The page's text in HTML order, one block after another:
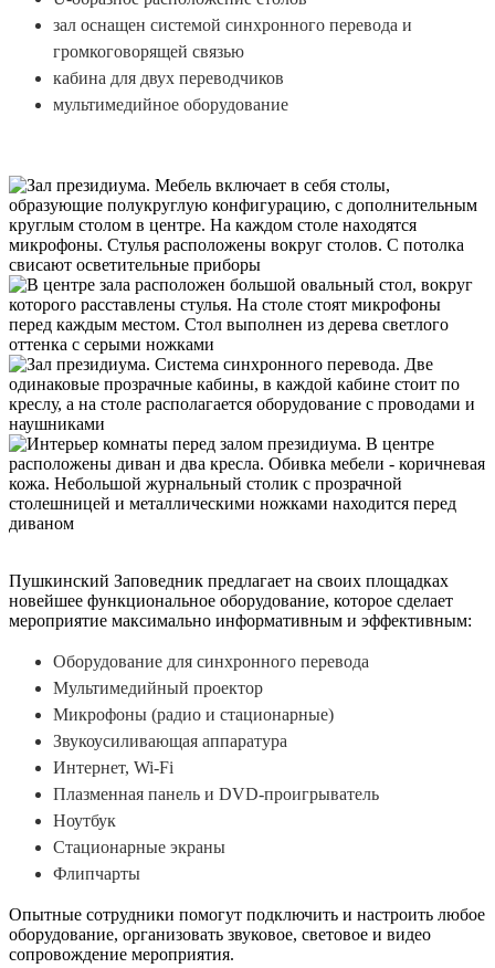
зал оснащен системой синхронного перевода и
громкоговорящей связью
кабина для двух переводчиков
мультимедийное оборудование
Пушкинский Заповедник предлагает на своих площадках
новейшее функциональное оборудование, которое сделает
мероприятие максимально информативным и эффективным:
Оборудование для синхронного перевода
Мультимедийный проектор
Микрофоны (радио и стационарные)
Звукоусиливающая аппаратура
Интернет, Wi-Fi
Плазменная панель и DVD-проигрыватель
Ноутбук
Стационарные экраны
Флипчарты
Опытные сотрудники помогут подключить и настроить любое
оборудование, организовать звуковое, световое и видео
сопровождение мероприятия.